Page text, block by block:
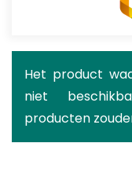
Het product
niet
producten